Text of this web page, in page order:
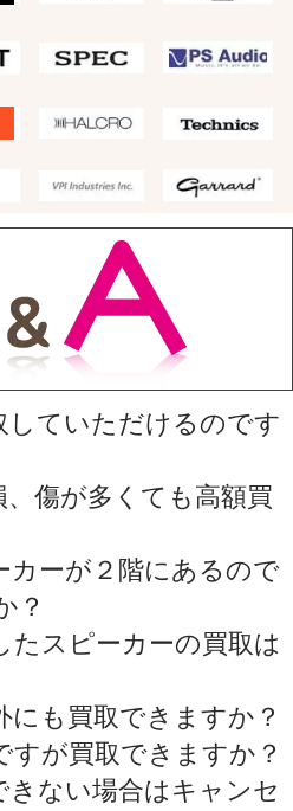
していただけるのです
、傷が多くても高額買
カーが２階にあるので
？
たスピーカーの買取は
にも買取できますか？
すが買取できますか？
きない場合はキャンセ